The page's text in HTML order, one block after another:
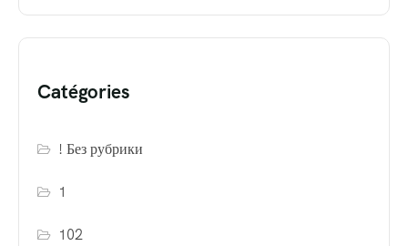
Catégories
! Без рубрики
1
102